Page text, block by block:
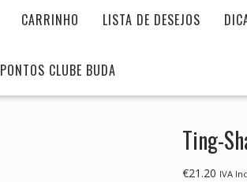
CARRINHO LISTA DE DESEJOS
PONTOS CLUBE BUDA
Ting-
€21.20 IVA